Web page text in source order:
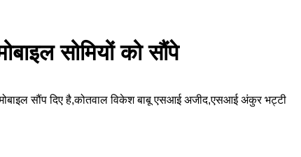
सोमियों को सौंपे
मोबाइल सौंप दिए है,कोतवाल विकेश बाबू एसआई अजीद,एसआई अंकुर भट्टी